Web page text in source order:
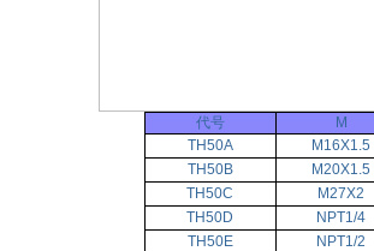
代号
M
TH50A
M16X1.5
TH50B
M20X1.5
TH50C
M27X2
TH50D
NPT1/4
TH50E
NPT1/2